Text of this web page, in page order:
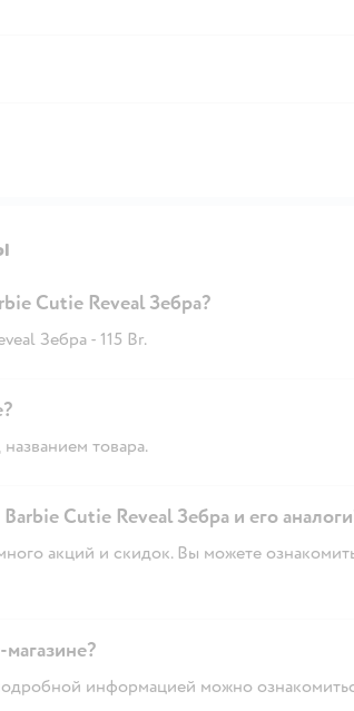
Cutie Reveal Зебра?
Зебра - 115 Br.
товара.
Cutie Reveal Зебра и его
акций и скидок. Вы можете
информацией можно